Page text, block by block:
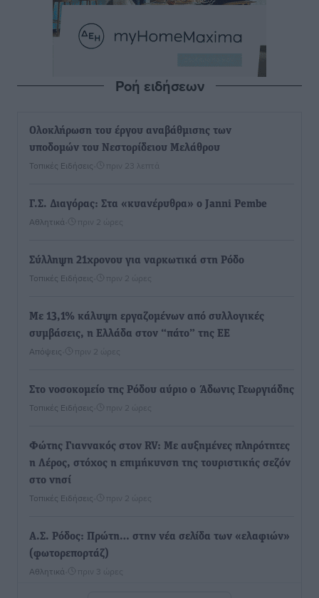
Ροή ειδήσεων
Ολοκλήρωση του έργου αναβάθμισης των
υποδομών του Νεστορίδειου Μελάθρου
Τοπικές Ειδήσεις πριν 23 λεπτά
Γ.Σ. Διαγόρας: Στα «κυανέρυθρα» ο Janni Pembe
Αθλητικά πριν 2 ώρες
Σύλληψη 21χρονου για ναρκωτικά στη Ρόδο
Τοπικές Ειδήσεις πριν 2 ώρες
Με 13,1% κάλυψη εργαζομένων από συλλογικές
συμβάσεις, η Ελλάδα στον “πάτο” της ΕΕ
Απόψεις πριν 2 ώρες
Στο νοσοκομείο της Ρόδου αύριο ο Άδωνις Γεωργιάδης
Τοπικές Ειδήσεις πριν 2 ώρες
Φώτης Γιαννακός στον RV: Με αυξημένες πληρότητες
η Λέρος, στόχος η επιμήκυνση της τουριστικής σεζόν
στο νησί
Τοπικές Ειδήσεις πριν 2 ώρες
Α.Σ. Ρόδος: Πρώτη… στην νέα σελίδα των «ελαφιών»
(φωτορεπορτάζ)
Αθλητικά πριν 3 ώρες